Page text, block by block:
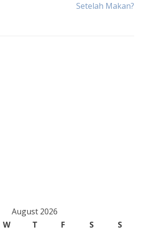
Setelah Makan?
August 2026
W T F S
S